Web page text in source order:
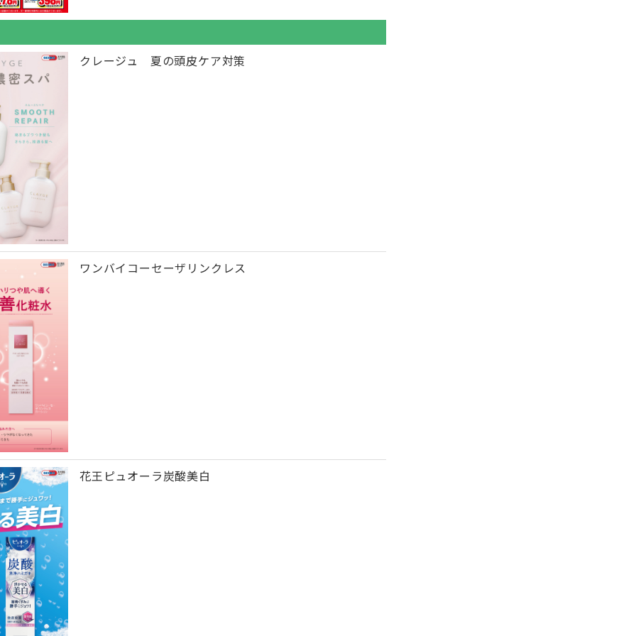
クレージュ 夏の頭皮ケア対策
ワンバイコーセーザリンクレス
花王ピュオーラ炭酸美白